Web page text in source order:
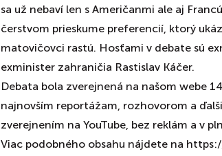
sa už nebaví len s Američanmi ale aj
čerstvom prieskume preferencií, ktorý
matovičovci rastú. Hosťami v debate sú
exminister zahraničia Rastislav Káčer.
Debata bola zverejnená na našom webe
najnovším reportážam, rozhovorom a
zverejnením na YouTube, bez reklám a v
Viac podobného obsahu nájdete na